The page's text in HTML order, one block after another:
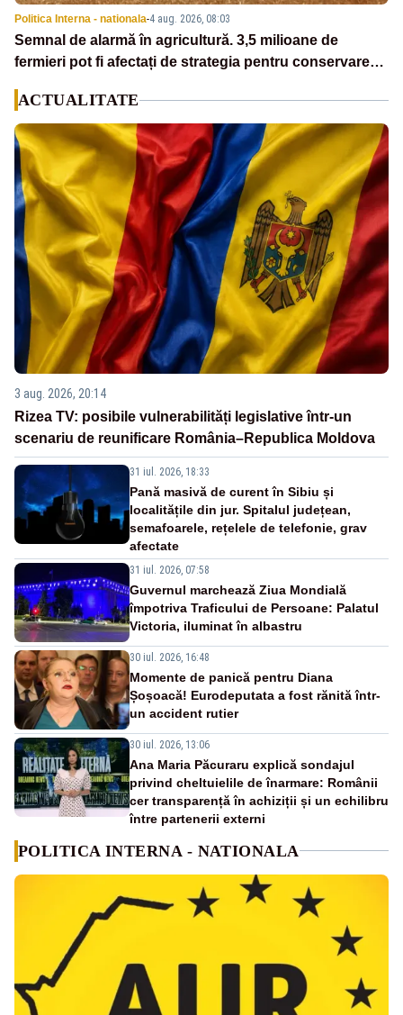
Politica Interna - nationala-4 aug. 2026, 08:03
Semnal de alarmă în agricultură. 3,5 milioane de
fermieri pot fi afectați de strategia pentru conservarea
ACTUALITATE
3 aug. 2026, 20:14
Rizea TV: posibile vulnerabilități legislative într-un
scenariu de reunificare România–Republica Moldova
31 iul. 2026, 18:33
Pană masivă de curent în Sibiu și
localitățile din jur. Spitalul județean,
semafoarele, rețelele de telefonie, grav
afectate
31 iul. 2026, 07:58
Guvernul marchează Ziua Mondială
împotriva Traficului de Persoane: Palatul
Victoria, iluminat în albastru
30 iul. 2026, 16:48
Momente de panică pentru Diana
Șoșoacă! Eurodeputata a fost rănită într-
un accident rutier
30 iul. 2026, 13:06
Ana Maria Păcuraru explică sondajul
privind cheltuielile de înarmare: Românii
cer transparență în achiziții și un echilibru
între partenerii externi
POLITICA INTERNA - NATIONALA